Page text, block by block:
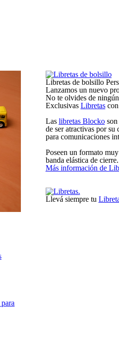
Libretas de bolsillo
Lanzamos un nuevo
No te olvides de
Exclusivas Libretascon
Las libretas Blockoson
de ser atractivas por su
para comunicaciones
Poseen un formato
banda elástica de
Más información de
Llevá siempre tu